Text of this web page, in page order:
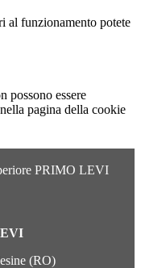
al funzionamento potete
possono essere
pagina della cookie
PRIMO LEVI
(RO)